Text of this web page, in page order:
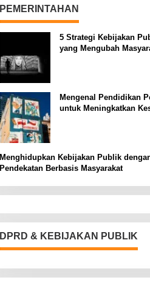
PEMERINTAHAN
5 Strategi Kebijakan
yang Mengubah
Mengenal Pendidikan
untuk Meningkatkan
Menghidupkan Kebijakan Publik
Pendekatan Berbasis Masyarakat
DPRD & KEBIJAKAN PUBLIK